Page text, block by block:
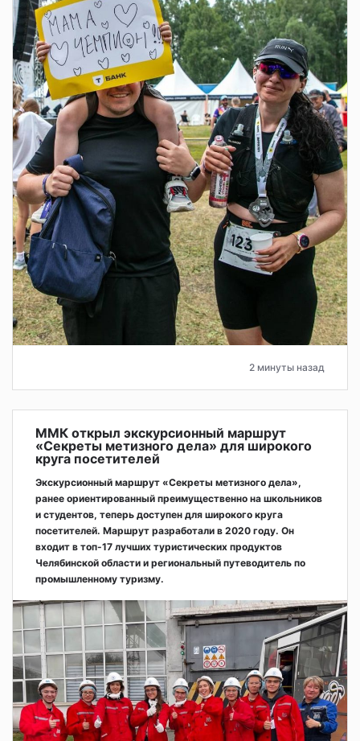
2 минуты назад
ММК открыл экскурсионный маршрут
«Секреты метизного дела» для широкого
круга посетителей
Экскурсионный маршрут «Секреты метизного дела»,
ранее ориентированный преимущественно на школьников
и студентов, теперь доступен для широкого круга
посетителей. Маршрут разработали в 2020 году. Он
входит в топ-17 лучших туристических продуктов
Челябинской области и региональный путеводитель по
промышленному туризму.